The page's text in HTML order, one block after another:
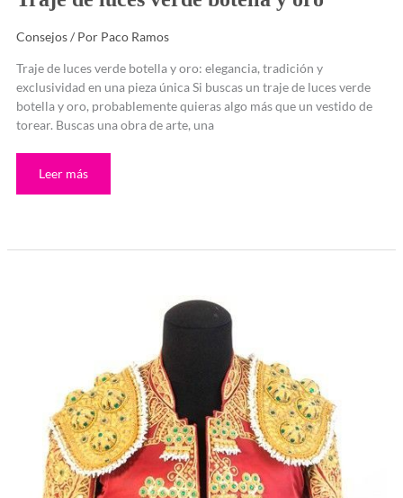
Consejos/ Por Paco Ramos
Traje de luces verde botella y oro: elegancia, tradición y
exclusividad en una pieza única Si buscas un traje de luces verde
botella y oro, probablemente quieras algo más que un vestido de
torear. Buscas una obra de arte, una
Leer más